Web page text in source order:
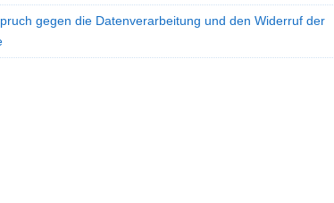
gegen die Datenverarbeitung und den Widerruf der